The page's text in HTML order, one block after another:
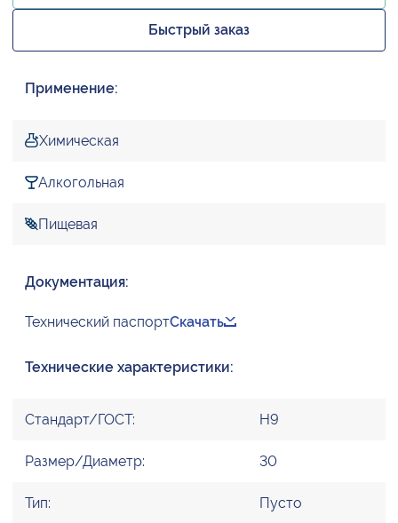
Быстрый заказ
Применение:
Химическая
Алкогольная
Пищевая
Документация:
Технический паспортСкачать
Технические характеристики:
Стандарт/ГОСТ: H9
Размер/Диаметр: 30
Тип: Пусто